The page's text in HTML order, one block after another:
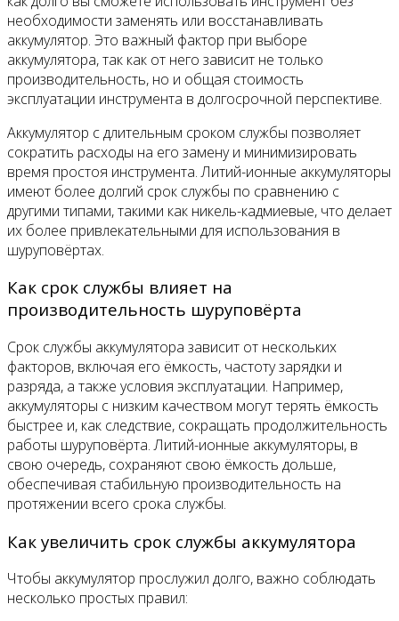
необходимости заменять или восстанавливать
аккумулятор. Это важный фактор при выборе
аккумулятора, так как от него зависит не только
производительность, но и общая стоимость
эксплуатации инструмента в долгосрочной перспективе.
Аккумулятор с длительным сроком службы позволяет
сократить расходы на его замену и минимизировать
время простоя инструмента. Литий-ионные аккумуляторы
имеют более долгий срок службы по сравнению с
другими типами, такими как никель-кадмиевые, что делает
их более привлекательными для использования в
шуруповёртах.
Как срок службы влияет на
производительность шуруповёрта
Срок службы аккумулятора зависит от нескольких
факторов, включая его ёмкость, частоту зарядки и
разряда, а также условия эксплуатации. Например,
аккумуляторы с низким качеством могут терять ёмкость
быстрее и, как следствие, сокращать продолжительность
работы шуруповёрта. Литий-ионные аккумуляторы, в
свою очередь, сохраняют свою ёмкость дольше,
обеспечивая стабильную производительность на
протяжении всего срока службы.
Как увеличить срок службы аккумулятора
Чтобы аккумулятор прослужил долго, важно соблюдать
несколько простых правил: